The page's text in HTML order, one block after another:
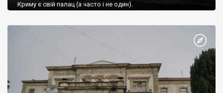
Криму є свій палац (а часто і не один).